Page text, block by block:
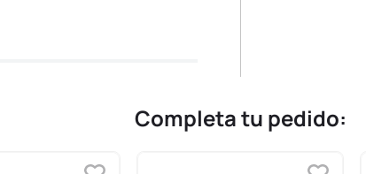
Completa tu pedido: